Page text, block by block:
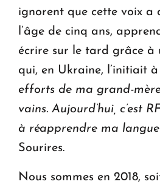
ignorent que cette voix a
l’âge de cinq ans,
écrire sur le tard grâce à
qui, en Ukraine, l’initiait
efforts de ma grand-mère
vains. Aujourd’hui, c’est
à réapprendre ma
Sourires.
Nous sommes en 2018,